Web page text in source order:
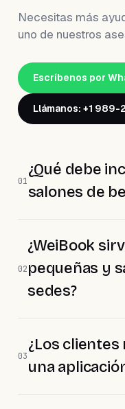
Necesitas más
uno de nuestros
Escríbenos por
Llámanos: +1
01
¿Qué debe
salones de
02
¿WeiBook
pequeñas y
sedes?
03
¿Los
una